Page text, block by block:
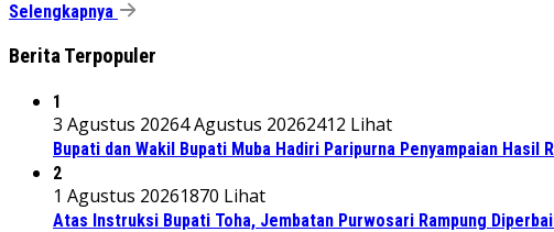
Selengkapnya
Berita Terpopuler
1
3 Agustus 20264 Agustus 20262412 Lihat
Bupati dan Wakil Bupati Muba Hadiri Paripurna Penyampaian Hasil
2
1 Agustus 20261870 Lihat
Atas Instruksi Bupati Toha, Jembatan Purwosari Rampung